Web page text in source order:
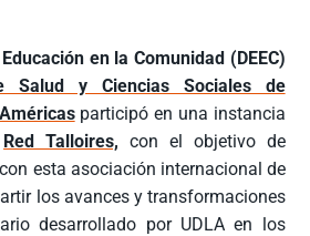
en la Comunidad (DEEC)
Salud y Ciencias Sociales de
participó en una instancia
Red Talloires, con el objetivo de
esta asociación internacional de
los avances y transformaciones
desarrollado por UDLA en los